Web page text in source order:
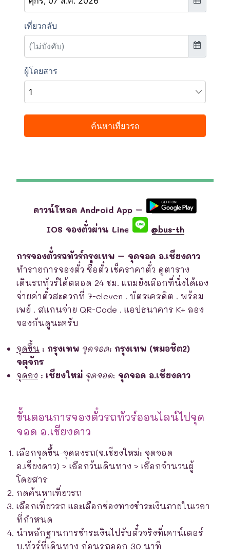
ดาวน์โหลด Android App –
IOS จองตั๋วผ่าน Line
@bus-th
การจองตั๋วรถทัวร์กรุงเทพ – จุดจอด อ.เชียงดาว
ทำรายการจองตั๋ว ซื้อตั๋ว เช็คราคาตั๋ว ดูตาราง
เดินรถทัวร์ได้ตลอด 24 ชม. แถมยังเลือกที่นั่งได้เอง
จ่ายค่าตั๋วสะดวกที่ 7-eleven . บัตรเครดิต . พร้อม
เพย์ . สแกนจ่าย QR-Code . แอปธนาคาร K+ ลอง
จองกันดูนะครับ
จุดขึ้น : กรุงเทพ จุดจอด: กรุงเทพ (หมอชิต2)
จตุจักร
จุดลง : เชียงใหม่ จุดจอด: จุดจอด อ.เชียงดาว
ขั้นตอนการจองตั๋วรถทัวร์ออนไลน์ไปจุด
จอด อ.เชียงดาว
เลือกจุดขึ้น-จุดลงรถ(จ.เชียงใหม่: จุดจอด
อ.เชียงดาว) > เลือกวันเดินทาง > เลือกจำนวนผู้
โดยสาร
กดค้นหาเที่ยวรถ
เลือกเที่ยวรถ และเลือกช่องทางชำระเงินภายในเวลา
ที่กำหนด
นำหลักฐานการชำระเงินไปรับตั๋วจริงที่เคาน์เตอร์
บ.ทัวร์ที่เดินทาง ก่อนรถออก 30 นาที